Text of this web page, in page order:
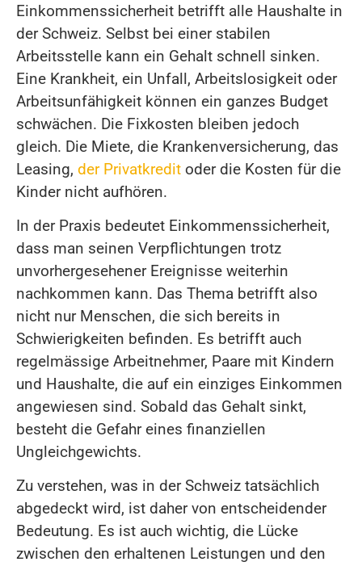
Einkommenssicherheit betrifft alle Haushalte in
der Schweiz. Selbst bei einer stabilen
Arbeitsstelle kann ein Gehalt schnell sinken.
Eine Krankheit, ein Unfall, Arbeitslosigkeit oder
Arbeitsunfähigkeit können ein ganzes Budget
schwächen. Die Fixkosten bleiben jedoch
gleich. Die Miete, die Krankenversicherung, das
Leasing, der Privatkredit oder die Kosten für die
Kinder nicht aufhören.
In der Praxis bedeutet Einkommenssicherheit,
dass man seinen Verpflichtungen trotz
unvorhergesehener Ereignisse weiterhin
nachkommen kann. Das Thema betrifft also
nicht nur Menschen, die sich bereits in
Schwierigkeiten befinden. Es betrifft auch
regelmässige Arbeitnehmer, Paare mit Kindern
und Haushalte, die auf ein einziges Einkommen
angewiesen sind. Sobald das Gehalt sinkt,
besteht die Gefahr eines finanziellen
Ungleichgewichts.
Zu verstehen, was in der Schweiz tatsächlich
abgedeckt wird, ist daher von entscheidender
Bedeutung. Es ist auch wichtig, die Lücke
zwischen den erhaltenen Leistungen und den